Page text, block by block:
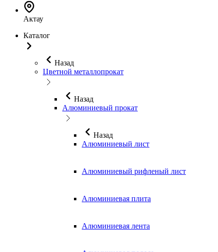
Актау
Каталог
Назад
Цветной металлопрокат
Назад
Алюминиевый прокат
Назад
Алюминиевый лист
Алюминиевый рифленый лист
Алюминиевая плита
Алюминиевая лента